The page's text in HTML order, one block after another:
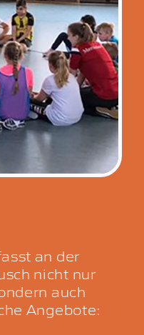
an der
nicht nur
auch
Angebote: